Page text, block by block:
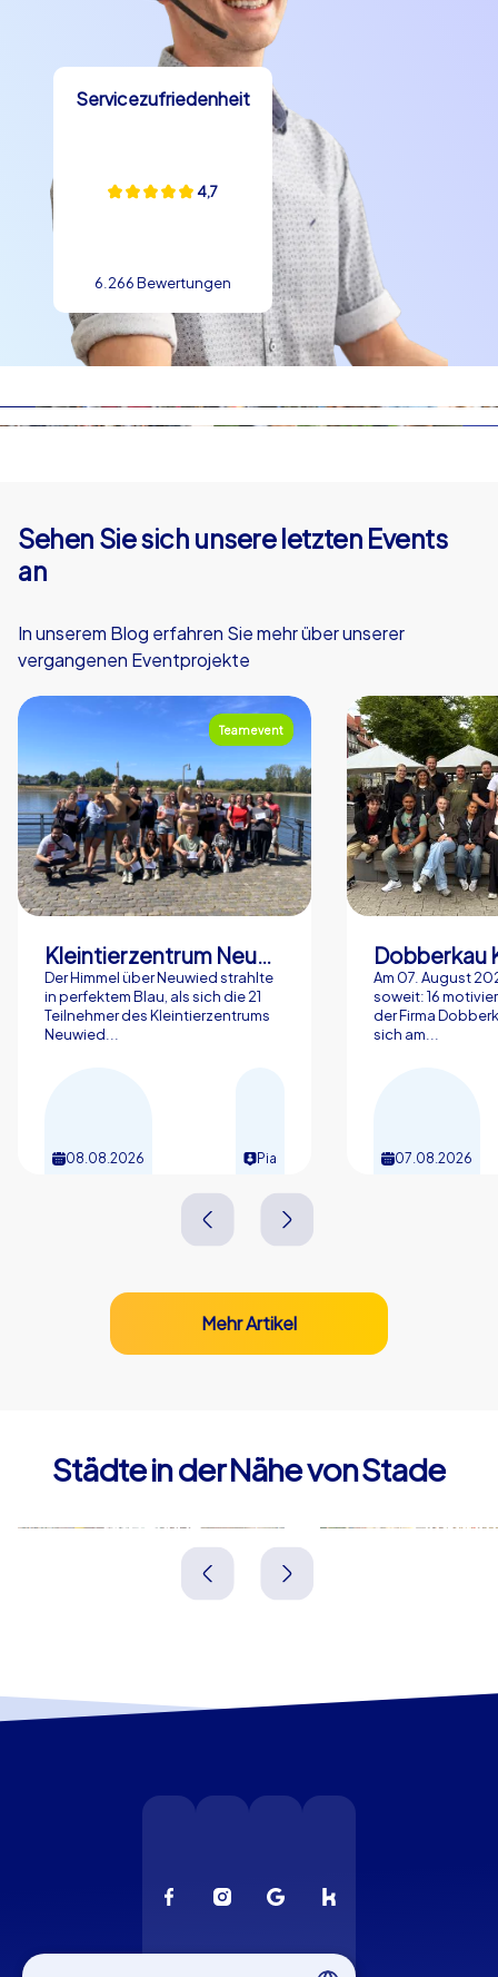
Servicezufriedenheit
4,7
6.266 Bewertungen
Sehen Sie sich unsere letzten Events
an
In unserem Blog erfahren Sie mehr über unserer
vergangenen Eventprojekte
Teamevent
Kleintierzentrum Neuwied Greve, Ritter GbR
Der Himmel über Neuwied strahlte
in perfektem Blau, als sich die 21
Teilnehmer des Kleintierzentrums
Neuwied...
08.08.2026 Pia
Dobberkau
Am 07. August
soweit: 16
der Firma
sich am...
07.08.2026
Mehr Artikel
Städte in der Nähe von Stade
Buxtehude
Deutschland
Elmshorn